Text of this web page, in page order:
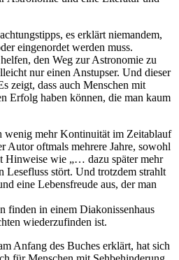
es erklärt niemandem,
eingenordet werden muss.
den Weg zur Astronomie zu
nur einen Anstupser. Und dieser
zeigt, dass auch Menschen mit
Erfolg haben können, die man kaum
wenig mehr Kontinuität im Zeitablauf
Autor oftmals mehrere Jahre, sowohl
Hinweise wie „… dazu später mehr
stört. Und trotzdem strahlt
eine Lebensfreude aus, der man
finden in einem Diakonissenhaus
wiederzufinden ist.
Anfang des Buches erklärt, hat sich